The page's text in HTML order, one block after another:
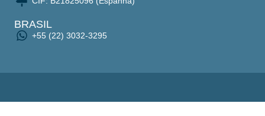
BRASIL
+55 (22) 3032-3295